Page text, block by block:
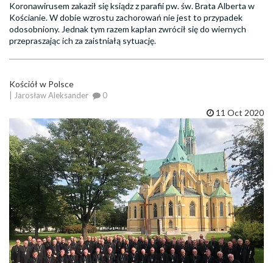
Koronawirusem zakaził się ksiądz z parafii pw. św. Brata Alberta w
Kościanie. W dobie wzrostu zachorowań nie jest to przypadek
odosobniony. Jednak tym razem kapłan zwrócił się do wiernych
przepraszając ich za zaistniałą sytuację.
Kościół w Polsce
| Jarosław Aleksander 0
11 Oct 2020